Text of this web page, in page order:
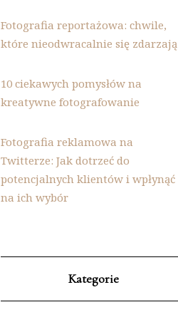
Fotografia reportażowa: chwile,
które nieodwracalnie się zdarzają
10 ciekawych pomysłów na
kreatywne fotografowanie
Fotografia reklamowa na
Twitterze: Jak dotrzeć do
potencjalnych klientów i wpłynąć
na ich wybór
Kategorie